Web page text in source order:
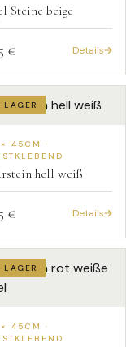
Steine beige
€ Details
LAGER
45CM ·
hell weiß
€ Details
LAGER
45CM ·